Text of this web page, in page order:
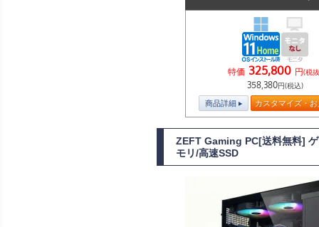
特価 325,800 円(税
358,380円(税込)
商品詳細 カスタマイズ・
ZEFT Gaming PC[送料無料]
モリ/高速SSD